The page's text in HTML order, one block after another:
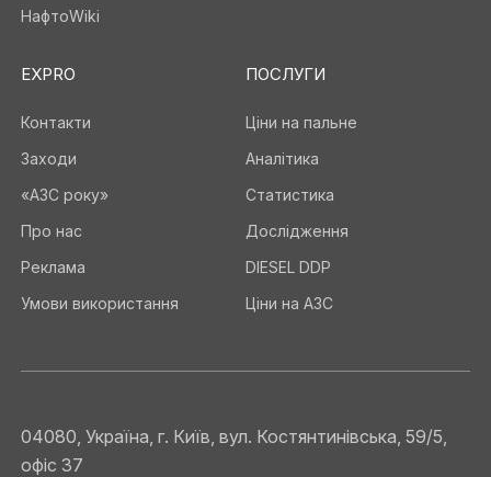
НафтоWiki
EXPRO
Контакти
Заходи
«АЗС року»
Про нас
Реклама
Умови використання
ПОСЛУГИ
Ціни на пальне
Аналітика
Статистика
Дослідження
DIESEL DDP
Ціни на АЗС
04080, Україна, г. Київ, вул. Костянтинівська, 59/5,
офіс 37